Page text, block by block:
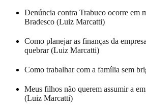
Denúncia contra Trabuco ocorre em
Bradesco (Luiz Marcatti)
Como planejar as finanças da
quebrar (Luiz Marcatti)
Como trabalhar com a família sem
Meus filhos não querem assumir a
(Luiz Marcatti)